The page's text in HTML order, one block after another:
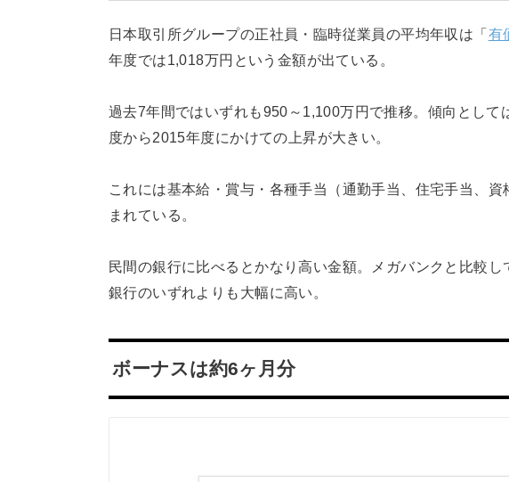
日本取引所グループの正社員・臨時従業員の平均年収は「 有
年度では1,018万円という金額が出ている。
過去7年間ではいずれも950～1,100万円で推移。傾向とし
度から2015年度にかけての上昇が大きい。
これには基本給・賞与・各種手当（通勤手当、住宅手当、
まれている。
民間の銀行に比べるとかなり高い金額。メガバンクと比較
銀行のいずれよりも大幅に高い。
ボーナスは約6ヶ月分